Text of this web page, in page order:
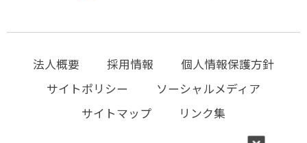
法人概要 採用情報
個人情報保護方針
サイトポリシー
ソーシャルメディア
サイトマップ
リンク集